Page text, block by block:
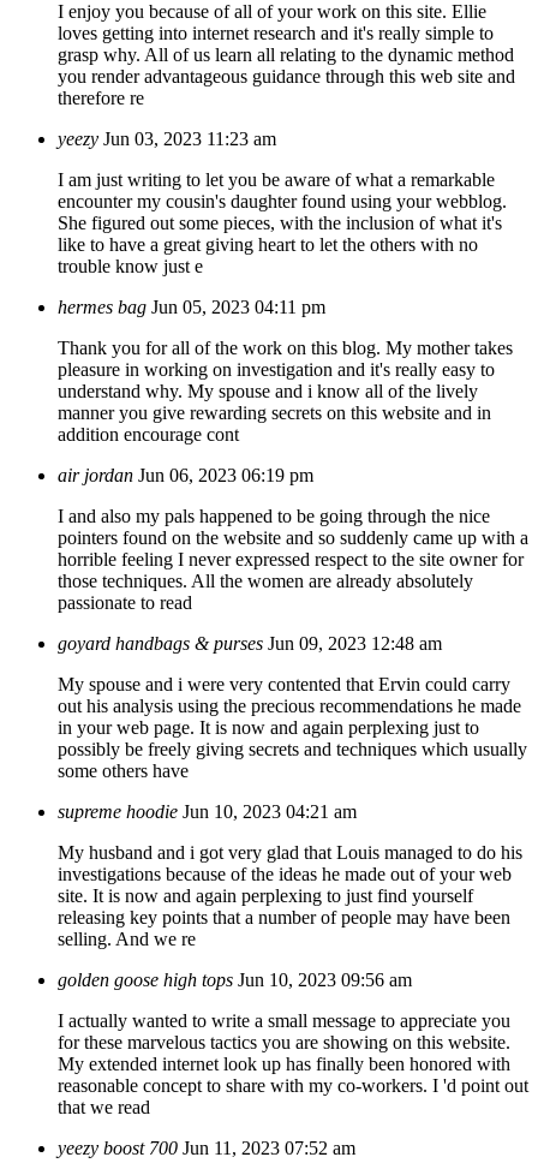
I enjoy you because of all of your work on this site. Ellie
loves getting into internet research and it's really simple to
grasp why. All of us learn all relating to the dynamic method
you render advantageous guidance through this web site and
therefore re
yeezy Jun 03, 2023 11:23 am
I am just writing to let you be aware of what a remarkable
encounter my cousin's daughter found using your webblog.
She figured out some pieces, with the inclusion of what it's
like to have a great giving heart to let the others with no
trouble know just e
hermes bag Jun 05, 2023 04:11 pm
Thank you for all of the work on this blog. My mother takes
pleasure in working on investigation and it's really easy to
understand why. My spouse and i know all of the lively
manner you give rewarding secrets on this website and in
addition encourage cont
air jordan Jun 06, 2023 06:19 pm
I and also my pals happened to be going through the nice
pointers found on the website and so suddenly came up with a
horrible feeling I never expressed respect to the site owner for
those techniques. All the women are already absolutely
passionate to read
goyard handbags & purses Jun 09, 2023 12:48 am
My spouse and i were very contented that Ervin could carry
out his analysis using the precious recommendations he made
in your web page. It is now and again perplexing just to
possibly be freely giving secrets and techniques which usually
some others have
supreme hoodie Jun 10, 2023 04:21 am
My husband and i got very glad that Louis managed to do his
investigations because of the ideas he made out of your web
site. It is now and again perplexing to just find yourself
releasing key points that a number of people may have been
selling. And we re
golden goose high tops Jun 10, 2023 09:56 am
I actually wanted to write a small message to appreciate you
for these marvelous tactics you are showing on this website.
My extended internet look up has finally been honored with
reasonable concept to share with my co-workers. I 'd point out
that we read
yeezy boost 700 Jun 11, 2023 07:52 am